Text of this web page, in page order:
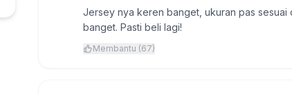
Jersey nya keren banget, ukuran pas
banget. Pasti beli lagi!
Membantu (67)